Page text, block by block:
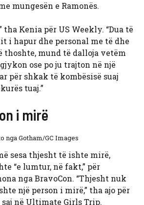
mungesën e Ramonës.
tha Kenia për US Weekly. “Dua të
i hapur dhe personal me të dhe
thoshte, mund të dalloja vetëm
ose po ju trajton në një
për shkak të kombësisë suaj
tuaj.”
i mirë
nga Gotham/GC Images
sesa thjesht të ishte mirë,
“e lumtur, në fakt,” për
nga BravoCon. “Thjesht nuk
një person i mirë,” tha ajo për
në Ultimate Girls Trip.